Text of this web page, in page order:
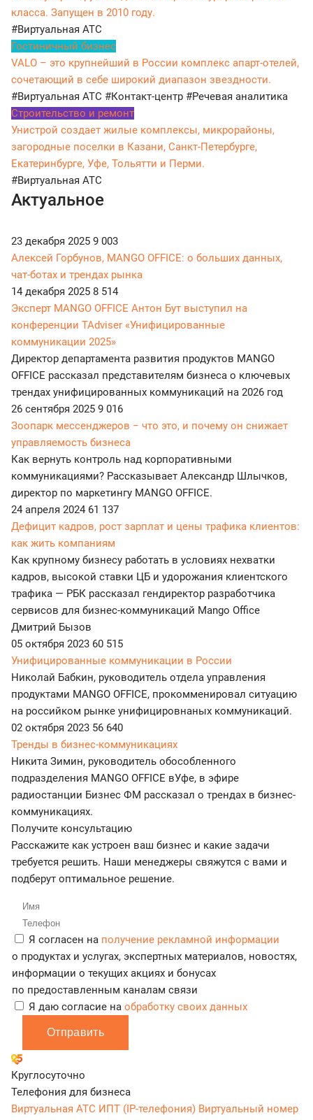
класса. Запущен в 2010 году.
#Виртуальная АТС
Гостиничный бизнес
VALO – это крупнейший в России комплекс апарт-отелей,
сочетающий в себе широкий диапазон звездности.
#Виртуальная АТС #Контакт-центр #Речевая аналитика
Строительство и ремонт
Унистрой создает жилые комплексы, микрорайоны,
загородные поселки в Казани, Санкт-Петербурге,
Екатеринбурге, Уфе, Тольятти и Перми.
#Виртуальная АТС
Актуальное
23 декабря 2025 9 003
Алексей Горбунов, MANGO OFFICE: о больших данных,
чат-ботах и трендах рынка
14 декабря 2025 8 514
Эксперт MANGO OFFICE Антон Бут выступил на
конференции TAdviser «Унифицированные
коммуникации 2025»
Директор департамента развития продуктов MANGO
OFFICE рассказал представителям бизнеса о ключевых
трендах унифицированных коммуникаций на 2026 год
26 сентября 2025 9 016
Зоопарк мессенджеров − что это, и почему он снижает
управляемость бизнеса
Как вернуть контроль над корпоративными
коммуникациями? Рассказывает Александр Шлычков,
директор по маркетингу MANGO OFFICE.
24 апреля 2024 61 137
Дефицит кадров, рост зарплат и цены трафика клиентов:
как жить компаниям
Как крупному бизнесу работать в условиях нехватки
кадров, высокой ставки ЦБ и удорожания клиентского
трафика — РБК рассказал гендиректор разработчика
сервисов для бизнес-коммуникаций Mango Office
Дмитрий Бызов
05 октября 2023 60 515
Унифицированные коммуникации в России
Николай Бабкин, руководитель отдела управления
продуктами MANGO OFFICE, прокомменировал ситуацию
на российком рынке унифицировнаных коммуникаций.
02 октября 2023 56 640
Тренды в бизнес-коммуникациях
Никита Зимин, руководитель обособленного
подразделения MANGO OFFICE вУфе, в эфире
радиостанции Бизнес ФМ рассказал о трендах в бизнес-
коммуникациях.
Получите консультацию
Расскажите как устроен ваш бизнес и какие задачи
требуется решить. Наши менеджеры свяжутся с вами и
подберут оптимальное решение.
Я согласен на получение рекламной информации
о продуктах и услугах, экспертных материалов, новостях,
информации о текущих акциях и бонусах
по предоставленным каналам связи
Я даю согласие на обработку своих данных
Отправить
Круглосуточно
Телефония для бизнеса
Виртуальная АТС ИПТ (IP-телефония) Виртуальный номер